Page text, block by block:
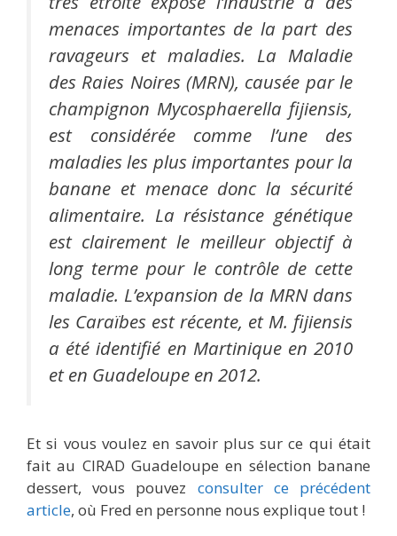
menaces importantes de la part des
ravageurs et maladies. La Maladie
des Raies Noires (MRN), causée par le
champignon Mycosphaerella fijiensis,
est considérée comme l’une des
maladies les plus importantes pour la
banane et menace donc la sécurité
alimentaire. La résistance génétique
est clairement le meilleur objectif à
long terme pour le contrôle de cette
maladie. L’expansion de la MRN dans
les Caraïbes est récente, et M. fijiensis
a été identifié en Martinique en 2010
et en Guadeloupe en 2012.
Et si vous voulez en savoir plus sur ce qui était
fait au CIRAD Guadeloupe en sélection banane
dessert, vous pouvez consulter ce précédent
article, où Fred en personne nous explique tout !